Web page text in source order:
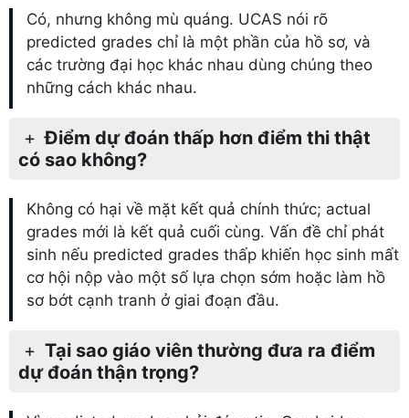
Có, nhưng không mù quáng. UCAS nói rõ
predicted grades chỉ là một phần của hồ sơ, và
các trường đại học khác nhau dùng chúng theo
những cách khác nhau.
Điểm dự đoán thấp hơn điểm thi thật
có sao không?
Không có hại về mặt kết quả chính thức; actual
grades mới là kết quả cuối cùng. Vấn đề chỉ phát
sinh nếu predicted grades thấp khiến học sinh mất
cơ hội nộp vào một số lựa chọn sớm hoặc làm hồ
sơ bớt cạnh tranh ở giai đoạn đầu.
Tại sao giáo viên thường đưa ra điểm
dự đoán thận trọng?